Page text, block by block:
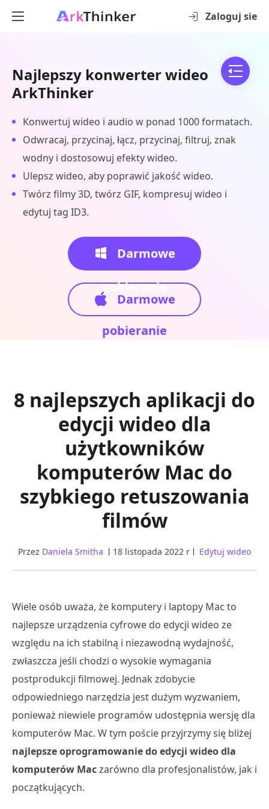
Zaloguj sie
Najlepszy konwerter wideo
ArkThinker
Konwertuj wideo i audio w ponad 1000 formatach.
Odwracaj, przycinaj, łącz, przycinaj, filtruj, znak
wodny i dostosowuj efekty wideo.
Ulepsz wideo, aby poprawić jakość wideo.
Twórz filmy 3D, twórz GIF, kompresuj wideo i
edytuj tag ID3.
Darmowe
pobieranie
Darmowe
pobieranie
8 najlepszych aplikacji do
edycji wideo dla
użytkowników
komputerów Mac do
szybkiego retuszowania
filmów
Przez Daniela Smitha 18 listopada 2022 r Edytuj wideo
Wiele osób uważa, że komputery i laptopy Mac to
najlepsze urządzenia cyfrowe do edycji wideo ze
względu na ich stabilną i niezawodną wydajność,
zwłaszcza jeśli chodzi o wysokie wymagania
postprodukcji filmowej. Jednak zdobycie
odpowiedniego narzędzia jest dużym wyzwaniem,
ponieważ niewiele programów udostępnia wersję dla
komputerów Mac. W tym poście przyjrzymy się bliżej
najlepsze oprogramowanie do edycji wideo dla
komputerów Maczarówno dla profesjonalistów, jak i
początkujących.